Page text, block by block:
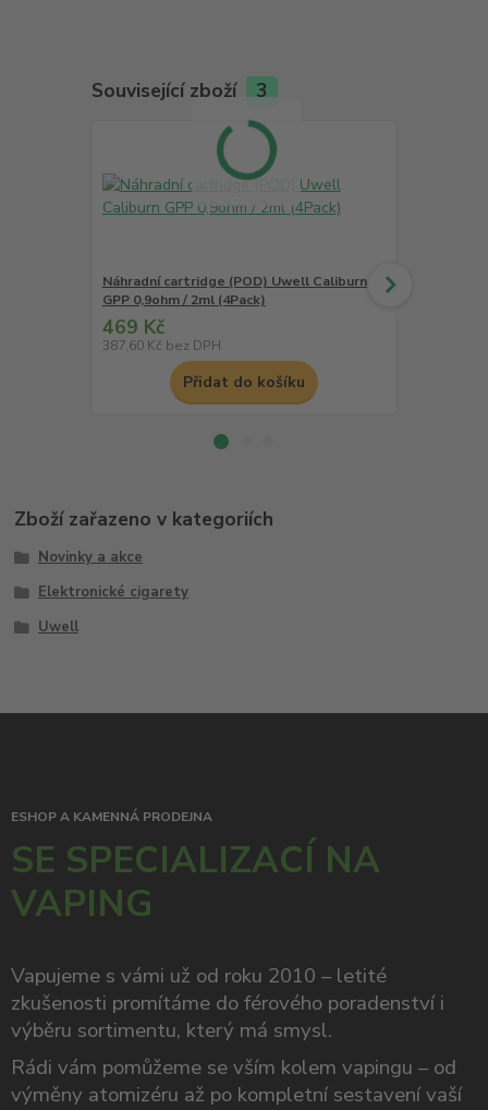
Související zboží 3
Náhradní cartridge (POD) Uwell Caliburn
GPP 0,9ohm / 2ml (4Pack)
469 Kč
387,60 Kč bez DPH
Přidat do košíku
Zboží zařazeno v kategoriích
Novinky a akce
Elektronické cigarety
Uwell
ESHOP A KAMENNÁ PRODEJNA
SE SPECIALIZACÍ NA
VAPING
Vapujeme s vámi už od roku 2010 – letité
zkušenosti promítáme do férového poradenství i
výběru sortimentu, který má smysl.
Rádi vám pomůžeme se vším kolem vapingu – od
výměny atomizéru až po kompletní sestavení vaší